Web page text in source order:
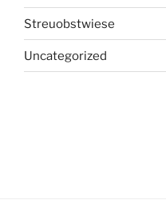
Streuobstwiese
Uncategorized